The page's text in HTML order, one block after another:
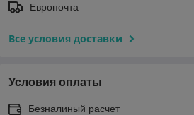
Европочта
Все условия доставки
Условия оплаты
Безналиный расчет